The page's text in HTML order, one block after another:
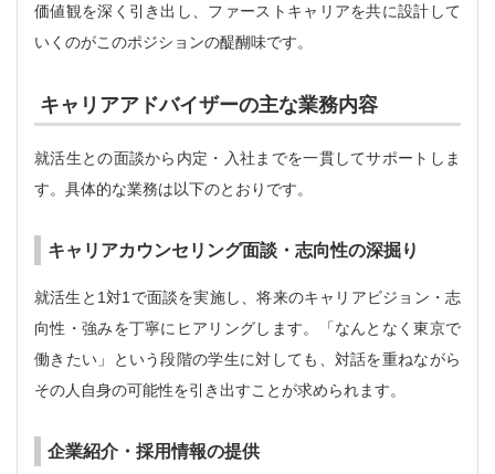
価値観を深く引き出し、ファーストキャリアを共に設計して
いくのがこのポジションの醍醐味です。
キャリアアドバイザーの主な業務内容
就活生との面談から内定・入社までを一貫してサポートしま
す。具体的な業務は以下のとおりです。
キャリアカウンセリング面談・志向性の深掘り
就活生と1対1で面談を実施し、将来のキャリアビジョン・志
向性・強みを丁寧にヒアリングします。「なんとなく東京で
働きたい」という段階の学生に対しても、対話を重ねながら
その人自身の可能性を引き出すことが求められます。
企業紹介・採用情報の提供